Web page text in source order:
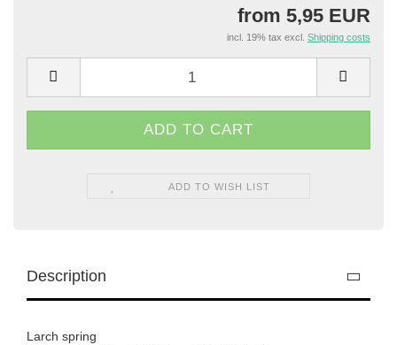
from 5,95 EUR
incl. 19% tax excl. Shipping costs
ADD TO WISH LIST
Description
Larch spring